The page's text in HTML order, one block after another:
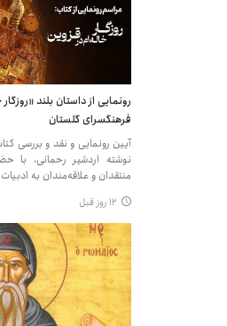
رونمایی از داستان بلند
فرهنگسرای گلستان
آیین رونمایی و نقد و بررسی
نوشته اردشیر رحمانی، با
منتقدان و علاقه‌مندان به
۱۲ روز قبل